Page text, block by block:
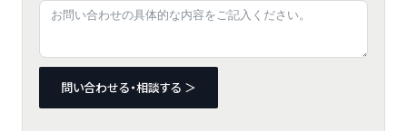
問い合わせる・相談する ＞